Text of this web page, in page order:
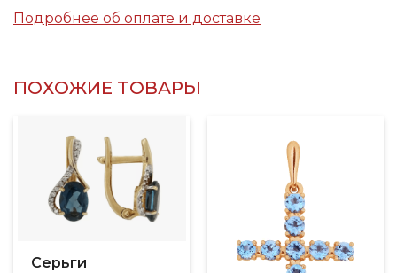
Подробнее об оплате и доставке
ПОХОЖИЕ ТОВАРЫ
Серьги